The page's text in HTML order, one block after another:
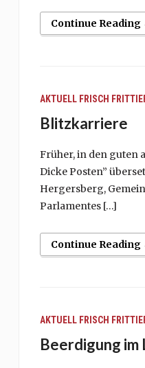
Continue Reading
AKTUELL FRISCH
Blitzkarriere
Früher, in den guten
Dicke Posten”
Hergersberg,
Parlamentes […]
Continue Reading
AKTUELL FRISCH
Beerdigung im